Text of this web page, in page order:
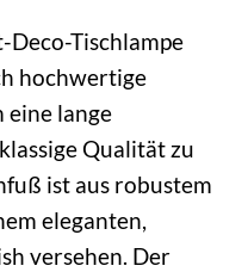
Tischlampe
hochwertige
lange
Qualität zu
ist aus robustem
eleganten,
versehen. Der